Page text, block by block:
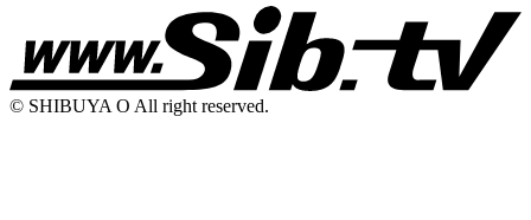
© SHIBUYA O All right reserved.